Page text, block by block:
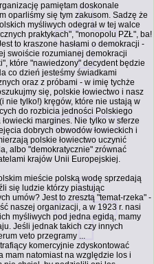
pamiętam doskonale
oparliśmy się tym zakusom. Sadzę że
myśliwych odegrał w tej walce
praktykach", "monopolu PZŁ", ba!
to kraszone hasłami o demokracji -
swoiście rozumianej demokracji
które "nawiedzony" decydent będzie
co dzień jesteśmy świadkami
oraz z próbami - w imię tychże
się, polskie łowiectwo i nasz
nie tylko!) kręgów, które nie ustają w
do rozbicia jedności Polskiego
margines. Nie tylko w sferze
dobrych obwodów łowieckich i
polskie łowiectwo uczynić
albo "demokratycznie" zrównać
krajów Unii Europejskiej.
mieście polską wodę sprzedają
się ludzie którzy piastując
umów? Jest to zresztą "temat-rzeka" -
naszej organizacji, a w 1923 r. nasi
myśliwych pod jedna egidą, mamy
Jeśli jednak takich czy innych
veto przegramy ...
komercyjnie zdyskontować
mam natomiast na względzie los i